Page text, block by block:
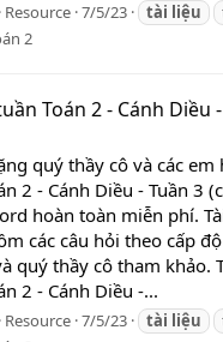
Resource 7/5/23 tài liệu
2
Toán 2 - Cánh Diều
quý thầy cô và các em
2 - Cánh Diều - Tuần 3
hoàn toàn miễn phí.
các câu hỏi theo cấp
quý thầy cô tham khảo.
2 - Cánh Diều -...
Resource 7/5/23 tài liệu